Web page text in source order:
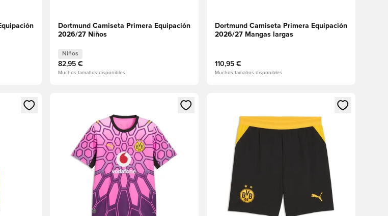
Dortmund Camiseta Primera Equipación
2026/27 Niños
Niños
82,95 €
Muchos tamaños disponibles
Dortmund Camiseta Primera Equipación
2026/27 Mangas largas
110,95 €
Muchos tamaños disponibles
o registrarse como miembro
Abre un modal para iniciar sesión o registrarse como miembroAbre un modal para iniciar sesión o registrarse